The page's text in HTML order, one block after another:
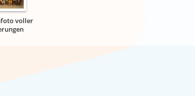
voller